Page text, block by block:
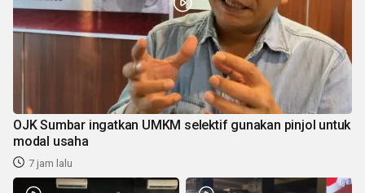
OJK Sumbar ingatkan UMKM selektif gunakan pinjol untuk
modal usaha
7 jam lalu